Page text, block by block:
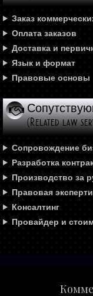
Заказ
Оплата заказов
Доставка и
Язык и формат
Правовые основы
(Related law
Сопровождение
Разработка
Производство за
Правовая
Консалтинг
Провайдер и